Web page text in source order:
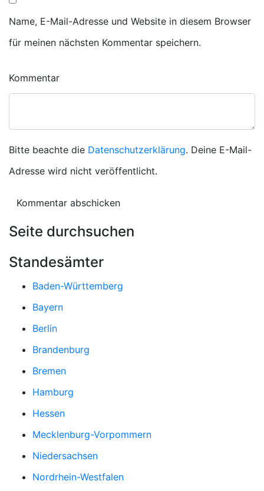
Name, E-Mail-Adresse und Website in diesem Browser
für meinen nächsten Kommentar speichern.
Kommentar
Bitte beachte die Datenschutzerklärung. Deine E-Mail-
Adresse wird nicht veröffentlicht.
Seite durchsuchen
Standesämter
Baden-Württemberg
Bayern
Berlin
Brandenburg
Bremen
Hamburg
Hessen
Mecklenburg-Vorpommern
Niedersachsen
Nordrhein-Westfalen